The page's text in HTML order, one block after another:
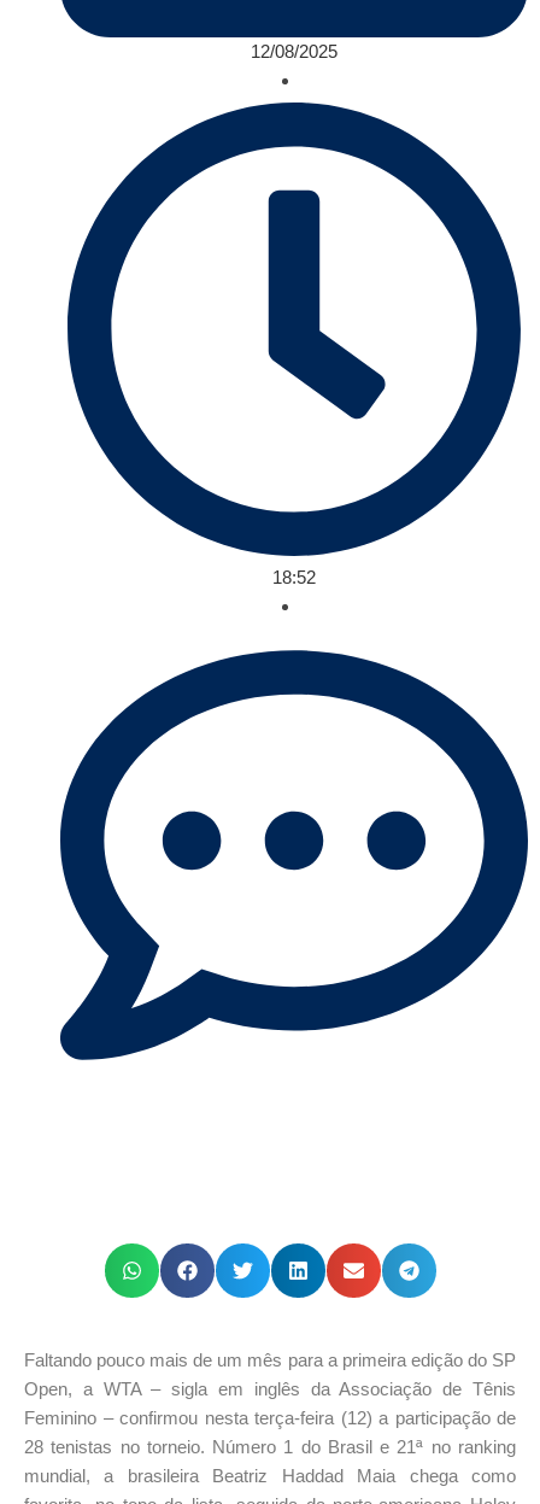
12/08/2025
18:52
Faltando pouco mais de um mês para a primeira edição do SP
Open, a WTA – sigla em inglês da Associação de Tênis
Feminino – confirmou nesta terça-feira (12) a participação de
28 tenistas no torneio. Número 1 do Brasil e 21ª no ranking
mundial, a brasileira Beatriz Haddad Maia chega como